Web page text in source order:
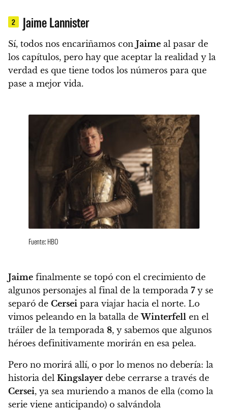
2 Jaime Lannister
Sí, todos nos encariñamos con Jaime al pasar de
los capítulos, pero hay que aceptar la realidad y la
verdad es que tiene todos los números para que
pase a mejor vida.
Fuente: HBO
Jaime finalmente se topó con el crecimiento de
algunos personajes al final de la temporada 7y se
separó de Cersei para viajar hacia el norte. Lo
vimos peleando en la batalla deWinterfell en el
tráiler de la temporada 8, y sabemos que algunos
héroes definitivamente morirán en esa pelea.
Pero no morirá allí, o por lo menos no debería: la
historia del Kingslayer debe cerrarse a través de
Cersei, ya sea muriendo a manos de ella (como la
serie viene anticipando) o salvándola